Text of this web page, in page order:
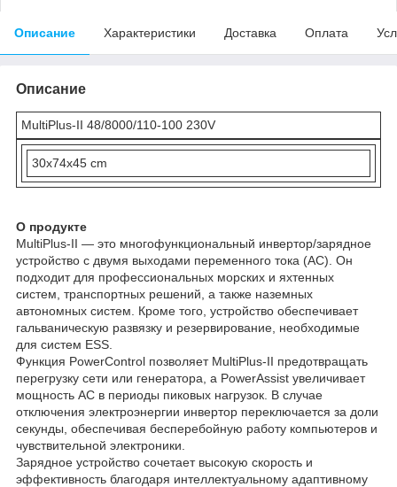
Описание Характеристики Доставка Оплата
Описание
MultiPlus-II 48/8000/110-100 230V
30x74x45 cm
О продукте
MultiPlus-II — это многофункциональный инвертор/зарядное
устройство с двумя выходами переменного тока (AC). Он
подходит для профессиональных морских и яхтенных
систем, транспортных решений, а также наземных
автономных систем. Кроме того, устройство обеспечивает
гальваническую развязку и резервирование, необходимые
для систем ESS.
Функция PowerControl позволяет MultiPlus-II предотвращать
перегрузку сети или генератора, а PowerAssist увеличивает
мощность AC в периоды пиковых нагрузок. В случае
отключения электроэнергии инвертор переключается за доли
секунды, обеспечивая бесперебойную работу компьютеров и
чувствительной электроники.
Зарядное устройство сочетает высокую скорость и
эффективность благодаря интеллектуальному адаптивному